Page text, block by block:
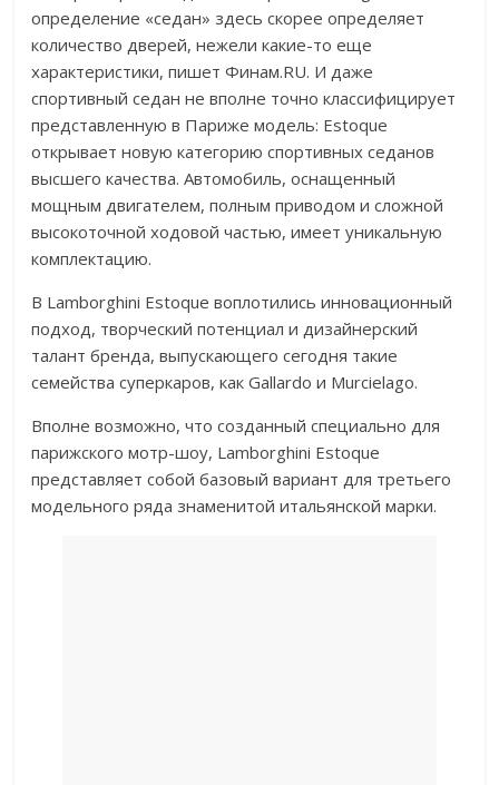
определение «седан» здесь скорее определяет
количество дверей, нежели какие-то еще
характеристики, пишет Финам.RU. И даже
спортивный седан не вполне точно классифицирует
представленную в Париже модель: Estoque
открывает новую категорию спортивных седанов
высшего качества. Автомобиль, оснащенный
мощным двигателем, полным приводом и сложной
высокоточной ходовой частью, имеет уникальную
комплектацию.
В Lamborghini Estoque воплотились инновационный
подход, творческий потенциал и дизайнерский
талант бренда, выпускающего сегодня такие
семейства суперкаров, как Gallardo и Murcielago.
Вполне возможно, что созданный специально для
парижского мотр-шоу, Lamborghini Estoque
представляет собой базовый вариант для третьего
модельного ряда знаменитой итальянской марки.